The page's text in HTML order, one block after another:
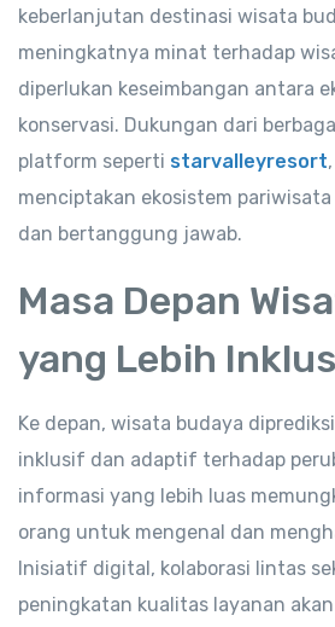
keberlanjutan destinasi wisata
meningkatnya minat terhadap
diperlukan keseimbangan antara
konservasi. Dukungan dari
platform seperti starvalleyresort
menciptakan ekosistem
dan bertanggung jawab.
Masa Depan
yang Lebih
Ke depan, wisata budaya
inklusif dan adaptif terhadap
informasi yang lebih luas
orang untuk mengenal dan
Inisiatif digital, kolaborasi lintas
peningkatan kualitas layanan